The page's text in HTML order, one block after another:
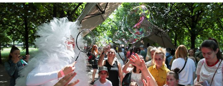
кабачок;
брынза;
растительное масло;
помидоры черри либо грунтовые.